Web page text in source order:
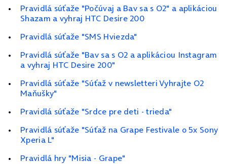
Pravidlá súťaže "Počúvaj a Bav sa s O2" a aplikáciou
Shazam a vyhraj HTC Desire 200
Pravidlá súťaže "SMS Hviezda"
Pravidlá súťaže "Bav sa s O2 a aplikáciou Instagram
a vyhraj HTC Desire 200"
Pravidlá súťaže "Súťaž v newsletteri Vyhrajte O2
Maňušky"
Pravidlá súťaže "Srdce pre deti - trieda"
Pravidlá súťaže "Súťaž na Grape Festivale o 5x Sony
Xperia L"
Pravidlá hry "Misia - Grape"